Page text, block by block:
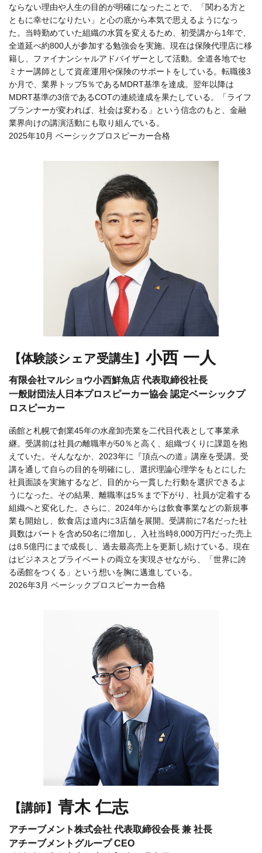
ならない理由や人生の目的が明確になったことで、「関わる方と
ともに幸せになりたい」と心の底から本気で思えるようになっ
た。当時勤めていた組織の水質を変えるため、初受講から1年で、
全道延べ約800人が参加する勉強会を実施。現在は保険代理店に移
籍し、ファイナンシャルアドバイザーとして活動。全道各地でセ
ミナー講師として資産運用や保険のサポートをしている。転職後3
か月で、業界トップ5％であるMDRT基準を達成。翌年以降は
MDRT基準の3倍であるCOTの連続達成を果たしている。「ライフ
プランナーが変われば、社会は変わる」という信念のもと、金融
業界向けの講演活動にも取り組んでいる。
2025年10月 ベーシックプロスピーカー合格
【体験談シェア受講生】 小西 一人
有限会社マルショウ小西鮮魚店 代表取締役社長
一般財団法人日本プロスピーカー協会 認定ベーシックプ
ロスピーカー
函館と札幌で創業45年の水産卸売業を二代目代表として事業承
継。受講前は社員の離職率が50％と高く、組織づくりに課題を抱
えていた。そんななか、2023年に『頂点への道』講座を受講。受
講を通して自らの目的を明確にし、選択理論心理学をもとにした
社員面談を実施するなど、目的から一貫した行動を選択できるよ
うになった。その結果、離職率は5％まで下がり、社員が定着する
組織へと変化した。さらに、2024年からは飲食事業などの新規事
業も開始し、飲食店は道内に3店舗を展開。受講前に7名だった社
員数はパートを含め50名に増加し、入社当時8,000万円だった売上
は8.5億円にまで成長し、過去最高売上を更新し続けている。現在
はビジネスとプライベートの両立を実現させながら、「世界に誇
る函館をつくる」という想いを胸に邁進している。
2026年3月 ベーシックプロスピーカー合格
【講師】 青木 仁志
アチーブメント株式会社 代表取締役会長 兼 社長
アチーブメントグループ CEO